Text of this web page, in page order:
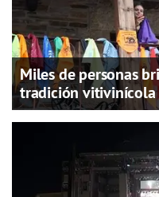
Miles de personas
tradición